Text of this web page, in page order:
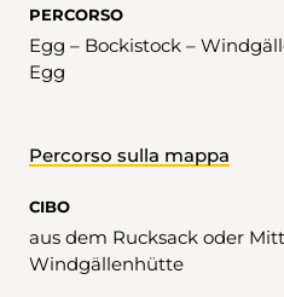
PERCORSO
Egg – Bockistock –
Egg
Percorso sulla mappa
CIBO
aus dem Rucksack oder
Windgällenhütte